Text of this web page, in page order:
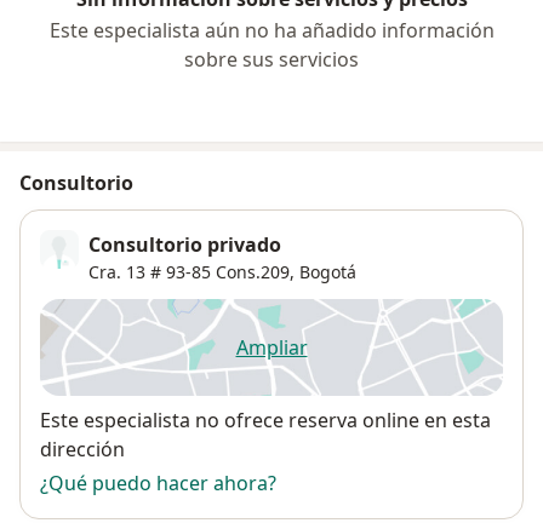
Este especialista aún no ha añadido información
sobre sus servicios
Consultorio
Consultorio privado
Cra. 13 # 93-85 Cons.209, Bogotá
Ampliarse abre en una nueva
Disponibilidad
Este especialista no ofrece reserva online en esta
dirección
¿Qué puedo hacer ahora?